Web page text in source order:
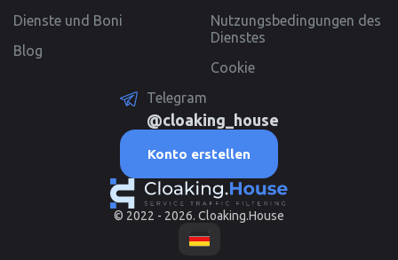
© 2022 - 2026. Cloaking.House
Dienste und Boni
Blog
Nutzungsbedingungen des
Dienstes
Cookie
Telegram
@cloaking_house
Konto erstellen